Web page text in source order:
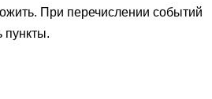
При перечислении событий
пункты.